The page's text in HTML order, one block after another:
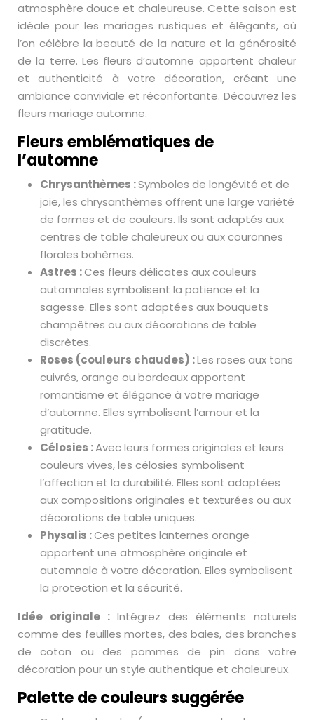
atmosphère douce et chaleureuse. Cette saison est
idéale pour les mariages rustiques et élégants, où
l’on célèbre la beauté de la nature et la générosité
de la terre. Les fleurs d’automne apportent chaleur
et authenticité à votre décoration, créant une
ambiance conviviale et réconfortante. Découvrez les
fleurs mariage automne.
Fleurs emblématiques de
l’automne
Chrysanthèmes :Symboles de longévité et de
joie, les chrysanthèmes offrent une large variété
de formes et de couleurs. Ils sont adaptés aux
centres de table chaleureux ou aux couronnes
florales bohèmes.
Astres :Ces fleurs délicates aux couleurs
automnales symbolisent la patience et la
sagesse. Elles sont adaptées aux bouquets
champêtres ou aux décorations de table
discrètes.
Roses (couleurs chaudes) :Les roses aux tons
cuivrés, orange ou bordeaux apportent
romantisme et élégance à votre mariage
d’automne. Elles symbolisent l’amour et la
gratitude.
Célosies :Avec leurs formes originales et leurs
couleurs vives, les célosies symbolisent
l’affection et la durabilité. Elles sont adaptées
aux compositions originales et texturées ou aux
décorations de table uniques.
Physalis :Ces petites lanternes orange
apportent une atmosphère originale et
automnale à votre décoration. Elles symbolisent
la protection et la sécurité.
Idée originale : Intégrez des éléments naturels
comme des feuilles mortes, des baies, des branches
de coton ou des pommes de pin dans votre
décoration pour un style authentique et chaleureux.
Palette de couleurs suggérée